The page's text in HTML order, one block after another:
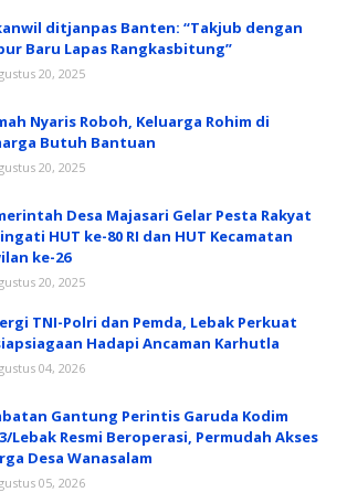
ditjanpas Banten: “Takjub dengan
Baru Lapas Rangkasbitung”
20, 2025
Nyaris Roboh, Keluarga Rohim di
Butuh Bantuan
20, 2025
Desa Majasari Gelar Pesta Rakyat
HUT ke-80 RI dan HUT Kecamatan
ke-26
20, 2025
TNI-Polri dan Pemda, Lebak Perkuat
Hadapi Ancaman Karhutla
04, 2026
Gantung Perintis Garuda Kodim
Lebak Resmi Beroperasi, Permudah Akses
Desa Wanasalam
05, 2026